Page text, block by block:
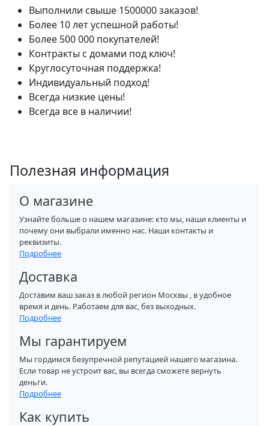
Выполнили свыше 1500000 заказов!
Более 10 лет успешной работы!
Более 500 000 покупателей!
Контракты с домами под ключ!
Круглосуточная поддержка!
Индивидуальный подход!
Всегда низкие цены!
Всегда все в наличии!
Полезная информация
О магазине
Узнайте больше о нашем магазине: кто мы, наши клиенты и
почему они выбрали именно нас. Наши контакты и
реквизиты.
Подробнее
Доставка
Доставим ваш заказ в любой регион Москвы , в удобное
время и день. Работаем для вас, без выходных.
Подробнее
Мы гарантируем
Мы гордимся безупречной репутацией нашего магазина.
Если товар не устроит вас, вы всегда сможете вернуть
деньги.
Подробнее
Как купить